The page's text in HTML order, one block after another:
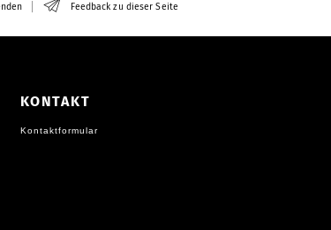
Feedback zu dieser Seite
KONTAKT
Kontaktformular